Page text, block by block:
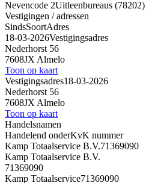
Nevencode 2Uitleenbureaus (78202)
Vestigingen / adressen
SindsSoortAdres
18-03-2026Vestigingsadres
Nederhorst 56
7608JX Almelo
Toon op kaart
Vestigingsadres18-03-2026
Nederhorst 56
7608JX Almelo
Toon op kaart
Handelsnamen
Handelend onderKvK nummer
Kamp Totaalservice B.V.71369090
Kamp Totaalservice B.V.
71369090
Kamp Totaalservice71369090